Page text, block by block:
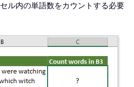
ル内の単語数をカウントする必要